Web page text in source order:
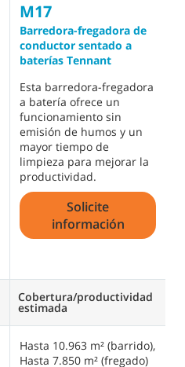
M17
Barredora-fregadora de
conductor sentado a
baterías Tennant
Esta barredora-fregadora
a batería ofrece un
funcionamiento sin
emisión de humos y un
mayor tiempo de
limpieza para mejorar la
productividad.
Solicite
información
Cobertura/productividad
estimada
Hasta 10.963 m² (barrido),
Hasta 7.850 m² (fregado)